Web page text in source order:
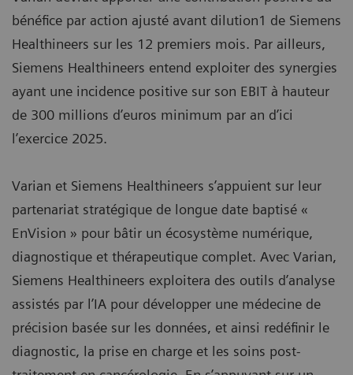
bénéfice par action ajusté avant dilution1 de Siemens
Healthineers sur les 12 premiers mois. Par ailleurs,
Siemens Healthineers entend exploiter des synergies
ayant une incidence positive sur son EBIT à hauteur
de 300 millions d’euros minimum par an d’ici
l’exercice 2025.
Varian et Siemens Healthineers s’appuient sur leur
partenariat stratégique de longue date baptisé «
EnVision » pour bâtir un écosystème numérique,
diagnostique et thérapeutique complet. Avec Varian,
Siemens Healthineers exploitera des outils d’analyse
assistés par l’IA pour développer une médecine de
précision basée sur les données, et ainsi redéfinir le
diagnostic, la prise en charge et les soins post-